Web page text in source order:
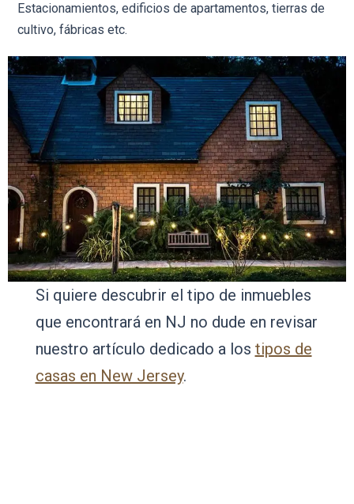
Estacionamientos, edificios de apartamentos, tierras de
cultivo, fábricas etc.
Si quiere descubrir el tipo de inmuebles
que encontrará en NJ no dude en revisar
nuestro artículo dedicado a los tipos de
casas en New Jersey.